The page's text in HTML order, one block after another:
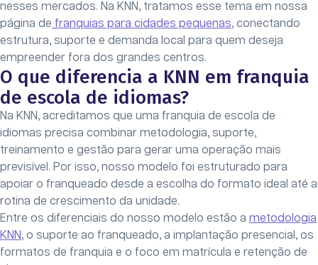
nesses mercados. Na KNN, tratamos esse tema em nossa
página de franquias para cidades pequenas, conectando
estrutura, suporte e demanda local para quem deseja
empreender fora dos grandes centros.
O que diferencia a KNN em franquia
de escola de idiomas?
Na KNN, acreditamos que uma franquia de escola de
idiomas precisa combinar metodologia, suporte,
treinamento e gestão para gerar uma operação mais
previsível. Por isso, nosso modelo foi estruturado para
apoiar o franqueado desde a escolha do formato ideal até a
rotina de crescimento da unidade.
Entre os diferenciais do nosso modelo estão a metodologia
KNN, o suporte ao franqueado, a implantação presencial, os
formatos de franquia e o foco em matrícula e retenção de